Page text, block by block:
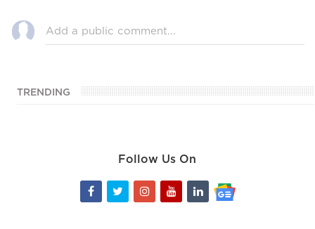
TRENDING
Follow Us On